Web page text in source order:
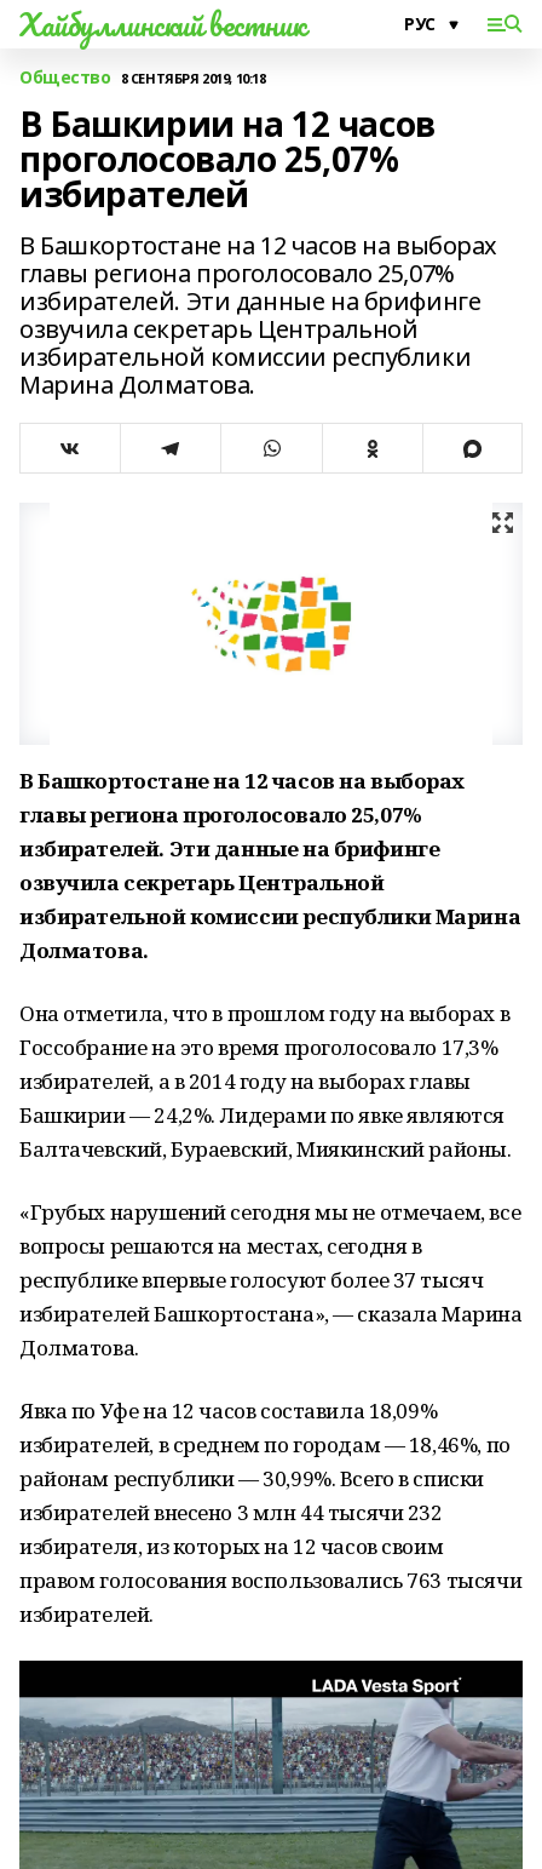
Хайбуллинский вестник
Общество 8 СЕНТЯБРЯ 2019, 10:18
В Башкирии на 12 часов
проголосовало 25,07%
избирателей
В Башкортостане на 12 часов на выборах
главы региона проголосовало 25,07%
избирателей. Эти данные на брифинге
озвучила секретарь Центральной
избирательной комиссии республики
Марина Долматова.
В Башкортостане на 12 часов на выборах
главы региона проголосовало 25,07%
избирателей. Эти данные на брифинге
озвучила секретарь Центральной
избирательной комиссии республики Марина
Долматова.
Она отметила, что в прошлом году на выборах в
Госсобрание на это время проголосовало 17,3%
избирателей, а в 2014 году на выборах главы
Башкирии — 24,2%. Лидерами по явке являются
Балтачевский, Бураевский, Миякинский районы.
«Грубых нарушений сегодня мы не отмечаем, все
вопросы решаются на местах, сегодня в
республике впервые голосуют более 37 тысяч
избирателей Башкортостана», — сказала Марина
Долматова.
Явка по Уфе на 12 часов составила 18,09%
избирателей, в среднем по городам — 18,46%, по
районам республики — 30,99%. Всего в списки
избирателей внесено 3 млн 44 тысячи 232
избирателя, из которых на 12 часов своим
правом голосования воспользовались 763 тысячи
избирателей.